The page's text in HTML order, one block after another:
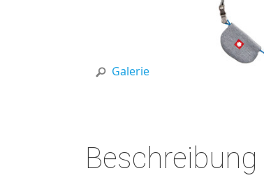
Galerie
Beschreibung